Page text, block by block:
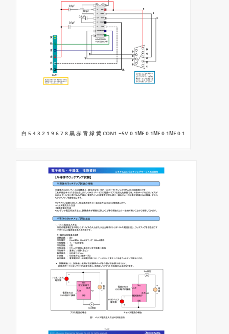
白 5 4 3 2 1 9 6 7 8 黒 赤 青 緑 黄 CON1 +5V 0.1ΜF 0.1ΜF 0.1ΜF 0.1